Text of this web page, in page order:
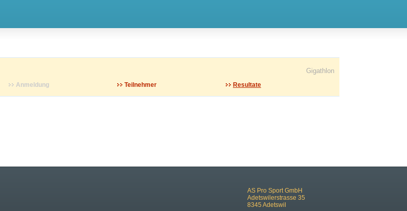
Gigathlon
Anmeldung Teilnehmer Resultate
AS Pro Sport GmbH
Adetswilerstrasse 35
8345 Adetswil